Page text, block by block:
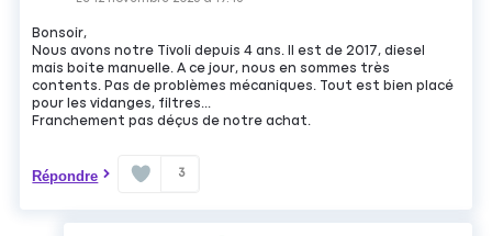
Bonsoir,
Nous avons notre Tivoli depuis 4 ans. Il est de 2017, diesel
mais boite manuelle. A ce jour, nous en sommes très
contents. Pas de problèmes mécaniques. Tout est bien placé
pour les vidanges, filtres...
Franchement pas déçus de notre achat.
Répondre 3